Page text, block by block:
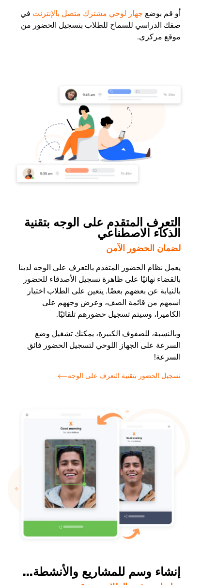
أو قم بوضع جهاز لوحي مشترك متصل بالإنترنت في
صفك الدراسي للسماح للطلاب بتسجيل الحضور من
موقع مركزي.
التعرف المتقدم على الوجه بتقنية
الذكاء الاصطناعي
لضمان الحضور الآمن
يعمل نظام الحضور المتقدم بالتعرف على الوجه لدينا
بالقضاء نهائيًا على ظاهرة تسجيل الأصدقاء للحضور
بالنيابة عن بعضهم بعضًا. يتعين على الطلاب اختيار
اسمهم من قائمة الصف، وعرض وجههم على
الكاميرا، وسيتم تسجيل حضورهم تلقائيًا.
وبالنسبة، للصفوف الكبيرة، يمكنك تشغيل وضع
السرعة على الجهاز اللوحي لتسجيل الحضور فائق
السرعة!
تسجيل الحضور بتقنية التعرف على الوجه
إنشاء وسم للمشاريع والأنشطة...